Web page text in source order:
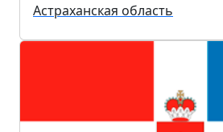
Астраханская область